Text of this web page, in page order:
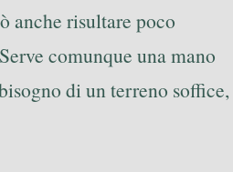
risultare poco
comunque una mano
di un terreno soffice,